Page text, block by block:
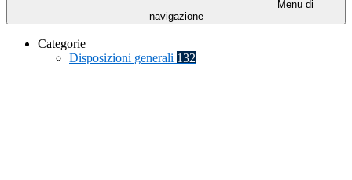
Menu di
navigazione
Categorie
Disposizioni generali 132